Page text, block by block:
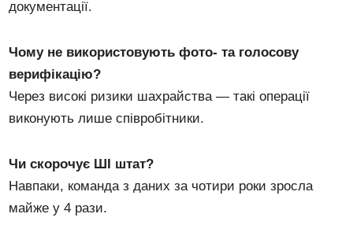
документації.
Чому не використовують фото- та голосову
верифікацію?
Через високі ризики шахрайства — такі операції
виконують лише співробітники.
Чи скорочує ШІ штат?
Навпаки, команда з даних за чотири роки зросла
майже у 4 рази.